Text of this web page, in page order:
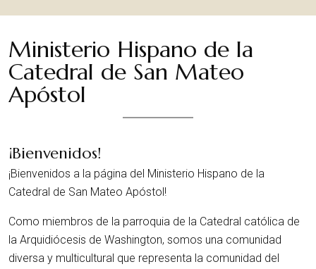
Ministerio Hispano de la
Catedral de San Mateo
Apóstol
¡Bienvenidos!
¡Bienvenidos a la página del Ministerio Hispano de la
Catedral de San Mateo Apóstol!
Como miembros de la parroquia de la Catedral católica de
la Arquidiócesis de Washington, somos una comunidad
diversa y multicultural que representa la comunidad del